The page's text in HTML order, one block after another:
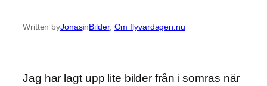
Written byJonasinBilder, Om flyvardagen.nu
Jag har lagt upp lite bilder från i somras när